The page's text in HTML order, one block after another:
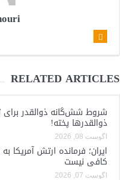
RELATED ARTICLES
شروط شش‌گانه ذوالقدر برای
ذوالقدرها پخته!
آگوست 08, 2026
ایران؛ فرمانده ارتش
کافی نیست
آگوست 07, 2026